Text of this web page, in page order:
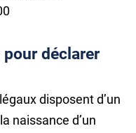
pour déclarer
disposent d’un
naissance d’un